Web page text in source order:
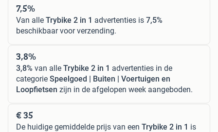
7,5%
Van alle Trybike 2 in 1 advertenties is 7,5%
beschikbaar voor verzending.
3,8%
3,8% van alle Trybike 2 in 1 advertenties in de
categorie Speelgoed | Buiten | Voertuigen en
Loopfietsen zijn in de afgelopen week aangeboden.
€ 35
De huidige gemiddelde prijs van een Trybike 2 in 1 is